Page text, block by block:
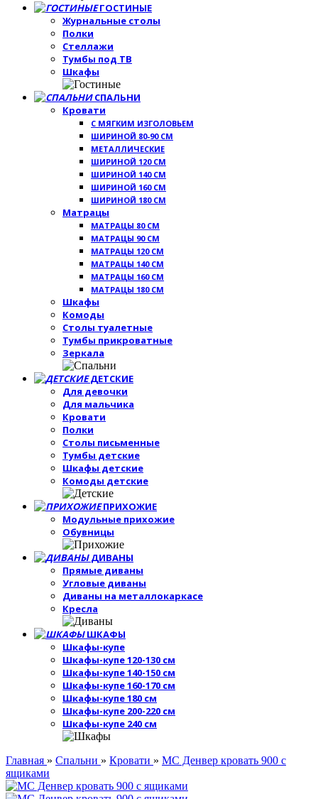
ГОСТИНЫЕ
Журнальные столы
Полки
Стеллажи
Тумбы под ТВ
Шкафы
СПАЛЬНИ
Кровати
С МЯГКИМ ИЗГОЛОВЬЕМ
ШИРИНОЙ 80-90 СМ
МЕТАЛЛИЧЕСКИЕ
ШИРИНОЙ 120 СМ
ШИРИНОЙ 140 СМ
ШИРИНОЙ 160 СМ
ШИРИНОЙ 180 СМ
Матрацы
МАТРАЦЫ 80 СМ
МАТРАЦЫ 90 СМ
МАТРАЦЫ 120 СМ
МАТРАЦЫ 140 СМ
МАТРАЦЫ 160 СМ
МАТРАЦЫ 180 СМ
Шкафы
Комоды
Столы туалетные
Тумбы прикроватные
Зеркала
ДЕТСКИЕ
Для девочки
Для мальчика
Кровати
Полки
Столы письменные
Тумбы детские
Шкафы детские
Комоды детские
ПРИХОЖИЕ
Модульные прихожие
Обувницы
ДИВАНЫ
Прямые диваны
Угловые диваны
Диваны на металлокаркасе
Кресла
ШКАФЫ
Шкафы-купе
Шкафы-купе 120-130 см
Шкафы-купе 140-150 см
Шкафы-купе 160-170 см
Шкафы-купе 180 см
Шкафы-купе 200-220 см
Шкафы-купе 240 см
Главная » Спальни » Кровати » МС Денвер кровать 900 с
ящиками